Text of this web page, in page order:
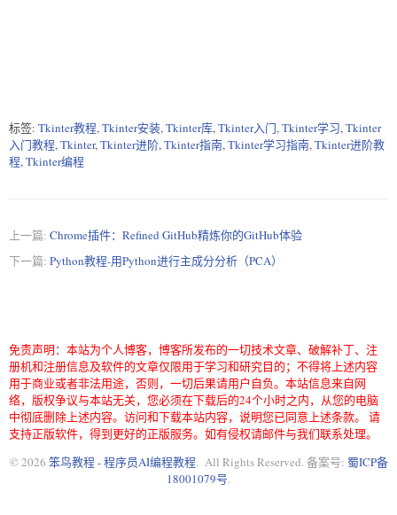
---------> _DeadlockError
---------> BrokenBarrierError
---------> BrokenExecutor
------> AttributeError
------> SyntaxError
---------> KeyError
------------> UnknownBackend
------------> NoSuchKernel
.
.
.
.
---> GeneratorExit
---> SystemExit
标签: Tkinter教程, Tkinter安装, Tkinter库, Tkinter入门, Tkinter学习, Tkinter
入门教程, Tkinter, Tkinter进阶, Tkinter指南, Tkinter学习指南, Tkinter进阶教
程, Tkinter编程
上一篇: Chrome插件：Refined GitHub精炼你的GitHub体验
下一篇: Python教程-用Python进行主成分分析（PCA）
免责声明：本站为个人博客，博客所发布的一切技术文章、破解补丁、注
册机和注册信息及软件的文章仅限用于学习和研究目的；不得将上述内容
用于商业或者非法用途，否则，一切后果请用户自负。本站信息来自网
络，版权争议与本站无关，您必须在下载后的24个小时之内，从您的电脑
中彻底删除上述内容。访问和下载本站内容，说明您已同意上述条款。 请
支持正版软件，得到更好的正版服务。如有侵权请邮件与我们联系处理。
© 2026 笨鸟教程 - 程序员AI编程教程. All Rights Reserved. 备案号: 蜀ICP备
18001079号.